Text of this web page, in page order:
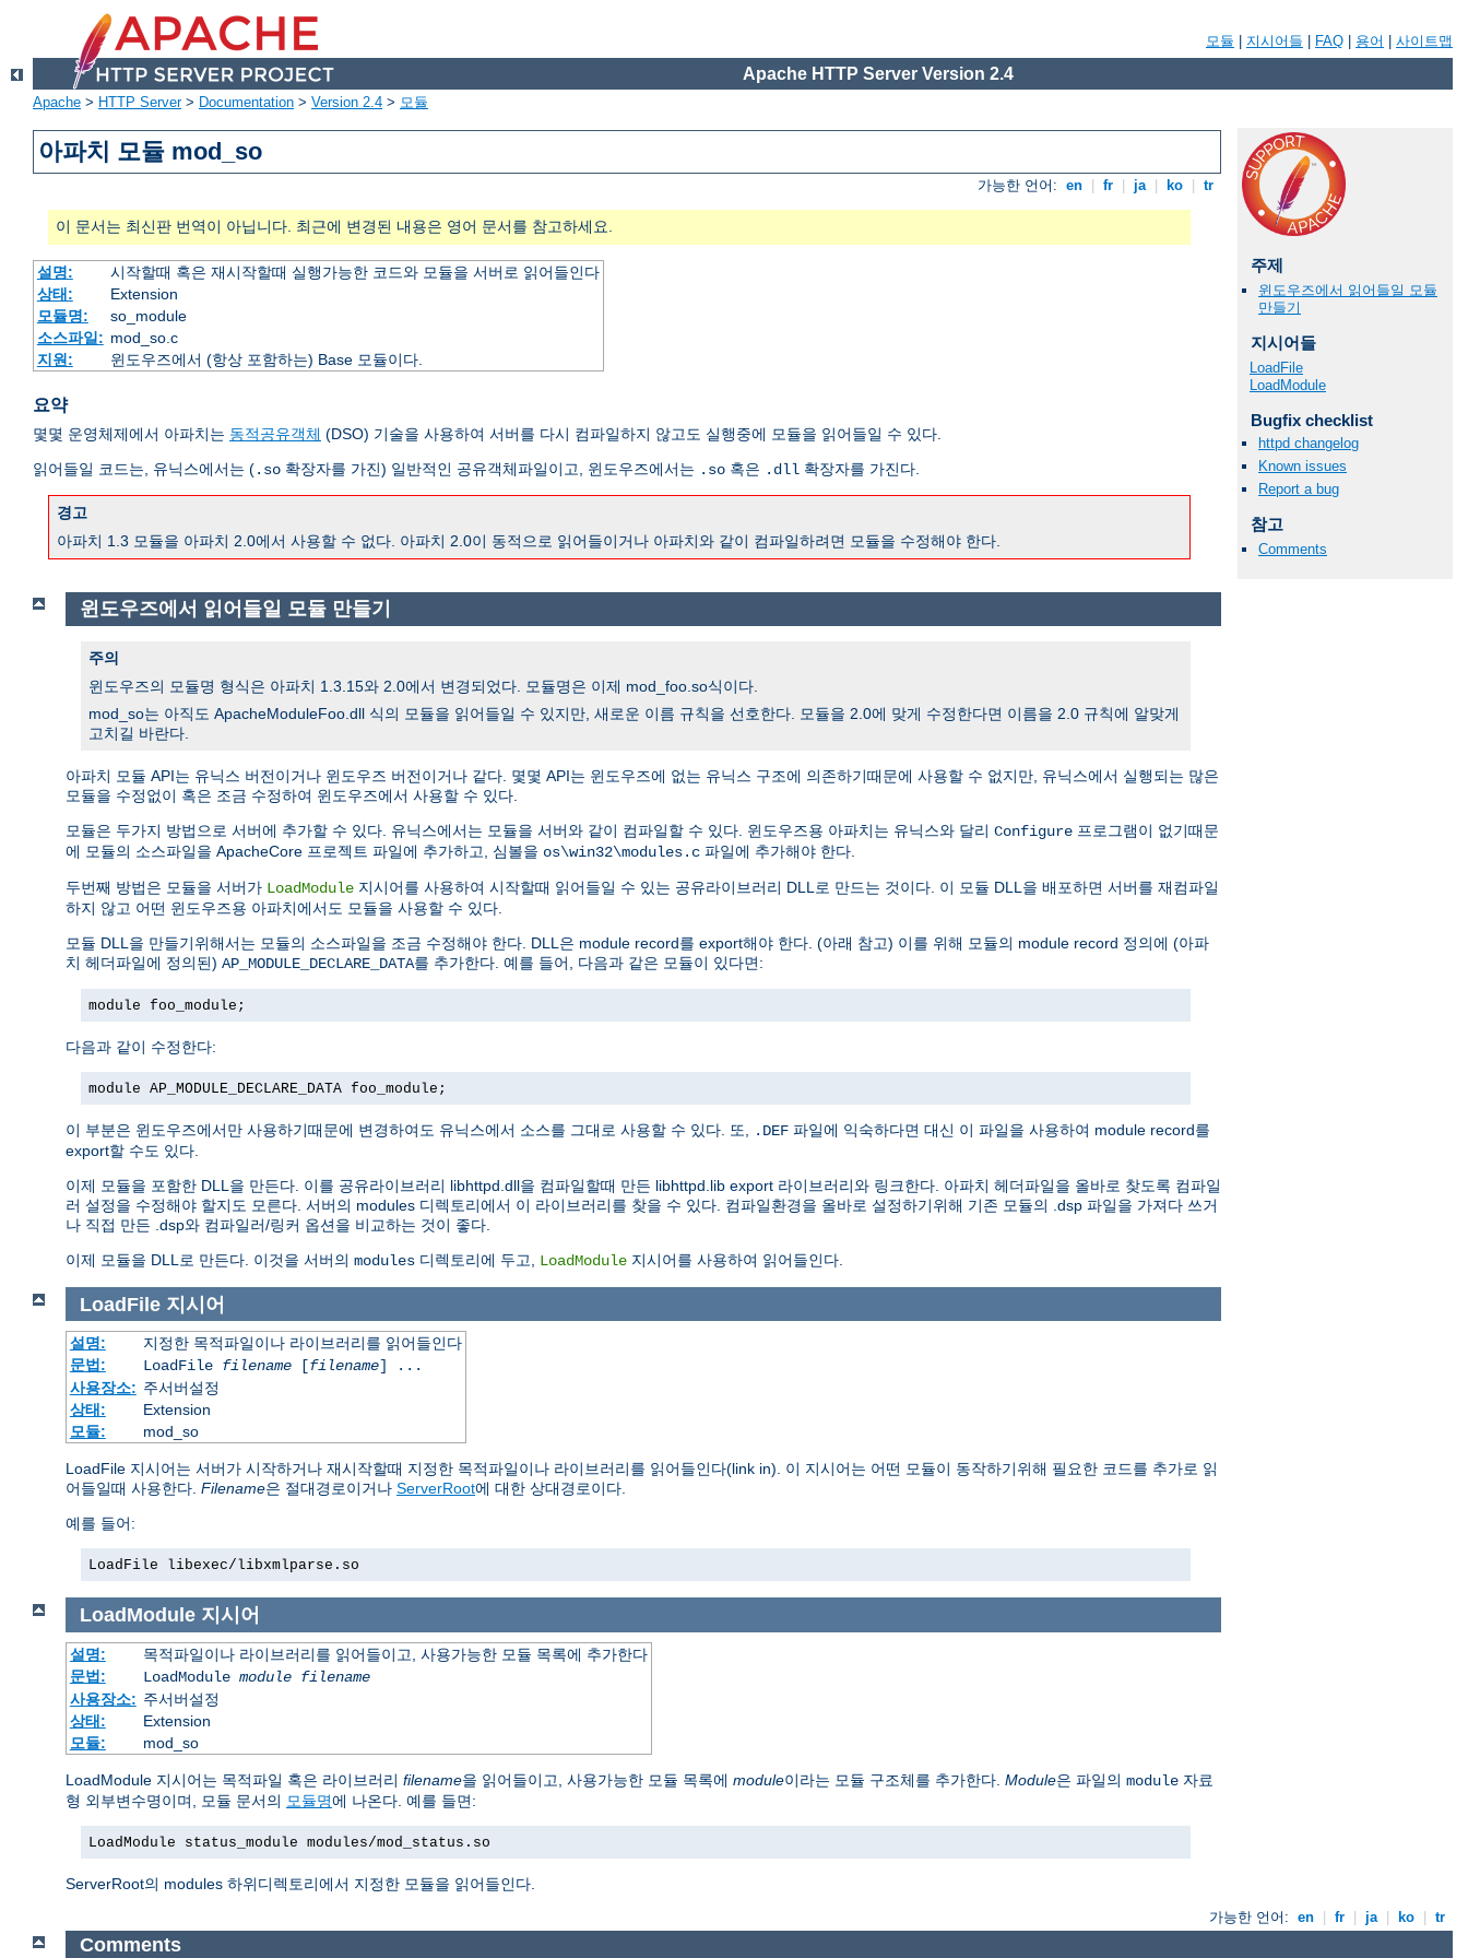
모듈 지시어들 FAQ 용어 사이트맵
Apache HTTP Server Version 2.4
Apache > HTTP Server> Documentation > Version 2.4 > 모듈
아파치 모듈 mod_so
가능한 언어: en fr ja ko tr
이 문서는 최신판 번역이 아닙니다. 최근에 변경된 내용은 영어 문서를 참고하세요.
설명:
시작할때 혹은 재시작할때 실행가능한 코드와 모듈을 서버로 읽어들인다
상태:
Extension
모듈명:
so_module
소스파일: mod_so.c
지원:
윈도우즈에서 (항상 포함하는) Base 모듈이다.
요약
몇몇 운영체제에서 아파치는 동적공유객체 (DSO) 기술을 사용하여 서버를 다시 컴파일하지 않고도 실행중에 모듈을 읽어들일 수 있다.
읽어들일 코드는, 유닉스에서는 (.so 확장자를 가진) 일반적인 공유객체파일이고, 윈도우즈에서는 .so 혹은 .dll 확장자를 가진다.
경고
아파치 1.3 모듈을 아파치 2.0에서 사용할 수 없다. 아파치 2.0이 동적으로 읽어들이거나 아파치와 같이 컴파일하려면 모듈을 수정해야 한다.
주제
윈도우즈에서 읽어들일 모듈
만들기
지시어들
LoadFile
LoadModule
Bugfix checklist
httpd changelog
Known issues
Report a bug
참고
Comments
윈도우즈에서 읽어들일 모듈 만들기
주의
윈도우즈의 모듈명 형식은 아파치 1.3.15와 2.0에서 변경되었다. 모듈명은 이제 mod_foo.so식이다.
mod_so는 아직도 ApacheModuleFoo.dll 식의 모듈을 읽어들일 수 있지만, 새로운 이름 규칙을 선호한다. 모듈을 2.0에 맞게 수정한다면 이름을 2.0 규칙에 알맞게
고치길 바란다.
아파치 모듈 API는 유닉스 버전이거나 윈도우즈 버전이거나 같다. 몇몇 API는 윈도우즈에 없는 유닉스 구조에 의존하기때문에 사용할 수 없지만, 유닉스에서 실행되는 많은
모듈을 수정없이 혹은 조금 수정하여 윈도우즈에서 사용할 수 있다.
모듈은 두가지 방법으로 서버에 추가할 수 있다. 유닉스에서는 모듈을 서버와 같이 컴파일할 수 있다. 윈도우즈용 아파치는 유닉스와 달리 Configure 프로그램이 없기때문
에 모듈의 소스파일을 ApacheCore 프로젝트 파일에 추가하고, 심볼을 os\win32\modules.c 파일에 추가해야 한다.
두번째 방법은 모듈을 서버가 LoadModule 지시어를 사용하여 시작할때 읽어들일 수 있는 공유라이브러리 DLL로 만드는 것이다. 이 모듈 DLL을 배포하면 서버를 재컴파일
하지 않고 어떤 윈도우즈용 아파치에서도 모듈을 사용할 수 있다.
모듈 DLL을 만들기위해서는 모듈의 소스파일을 조금 수정해야 한다. DLL은 module record를 export해야 한다. (아래 참고) 이를 위해 모듈의 module record 정의에 (아파
치 헤더파일에 정의된) AP_MODULE_DECLARE_DATA를 추가한다. 예를 들어, 다음과 같은 모듈이 있다면:
module foo_module;
다음과 같이 수정한다:
module AP_MODULE_DECLARE_DATA foo_module;
이 부분은 윈도우즈에서만 사용하기때문에 변경하여도 유닉스에서 소스를 그대로 사용할 수 있다. 또, .DEF 파일에 익숙하다면 대신 이 파일을 사용하여 module record를
export할 수도 있다.
이제 모듈을 포함한 DLL을 만든다. 이를 공유라이브러리 libhttpd.dll을 컴파일할때 만든 libhttpd.lib export 라이브러리와 링크한다. 아파치 헤더파일을 올바로 찾도록 컴파일
러 설정을 수정해야 할지도 모른다. 서버의 modules 디렉토리에서 이 라이브러리를 찾을 수 있다. 컴파일환경을 올바로 설정하기위해 기존 모듈의 .dsp 파일을 가져다 쓰거
나 직접 만든 .dsp와 컴파일러/링커 옵션을 비교하는 것이 좋다.
이제 모듈을 DLL로 만든다. 이것을 서버의 modules 디렉토리에 두고, LoadModule 지시어를 사용하여 읽어들인다.
LoadFile 지시어
설명:
지정한 목적파일이나 라이브러리를 읽어들인다
문법:
LoadFile filename[filename] ...
사용장소: 주서버설정
상태:
Extension
모듈:
mod_so
LoadFile 지시어는 서버가 시작하거나 재시작할때 지정한 목적파일이나 라이브러리를 읽어들인다(link in). 이 지시어는 어떤 모듈이 동작하기위해 필요한 코드를 추가로 읽
어들일때 사용한다. Filename은 절대경로이거나 ServerRoot에 대한 상대경로이다.
예를 들어:
LoadFile libexec/libxmlparse.so
LoadModule 지시어
설명:
목적파일이나 라이브러리를 읽어들이고, 사용가능한 모듈 목록에 추가한다
문법:
LoadModule module filename
사용장소: 주서버설정
상태:
Extension
모듈:
mod_so
LoadModule 지시어는 목적파일 혹은 라이브러리 filename을 읽어들이고, 사용가능한 모듈 목록에 module이라는 모듈 구조체를 추가한다. Module은 파일의 module 자료
형 외부변수명이며, 모듈 문서의 모듈명에 나온다. 예를 들면:
LoadModule status_module modules/mod_status.so
ServerRoot의 modules 하위디렉토리에서 지정한 모듈을 읽어들인다.
가능한 언어: en | fr | ja | ko | tr
Comments